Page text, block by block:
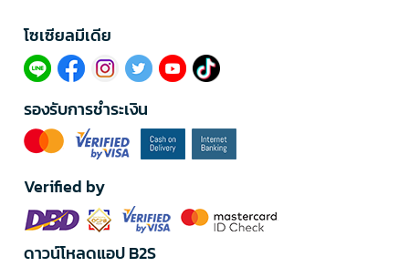
โซเซียลมีเดีย​
รองรับการชำระเงิน
Verified by
ดาวน์โหลดแอป B2S